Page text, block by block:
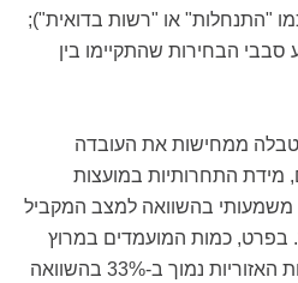
"התנחלות" או "רשות בדואית");
הבחירות שהתקיימו בין
ממחישות את העובדה
התחרותיות במועצות
משמעותי בהשוואה למצב המקביל
בפרט, כמות המועמדים במרוץ
לתפקיד ראש הרשות במועצות האזוריות נמוך ב-33% בהשוואה